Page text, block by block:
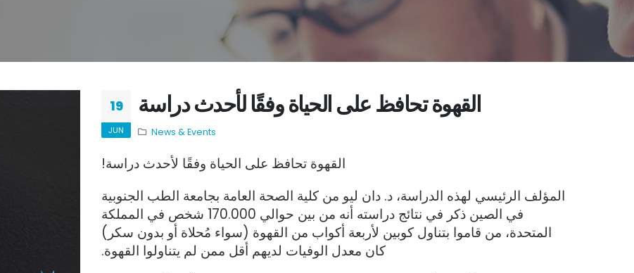
19
JUN
القهوة تحافظ على الحياة وفقًا لأحدث دراسة
News & Events
القهوة تحافظ على الحياة وفقًا لأحدث دراسة!
المؤلف الرئيسي لهذه الدراسة، د. دان ليو من كلية الصحة العامة بجامعة الطب الجنوبية
في الصين ذكر في نتائج دراسته أنه من بين حوالي 170.000 شخص في المملكة
المتحدة، من قاموا بتناول كوبين لأربعة أكواب من القهوة (سواء مُحلاة أو بدون سكر)
كان معدل الوفيات لديهم أقل ممن لم يتناولوا القهوة.